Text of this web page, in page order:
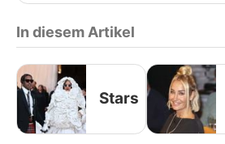
In diesem Artikel
Stars